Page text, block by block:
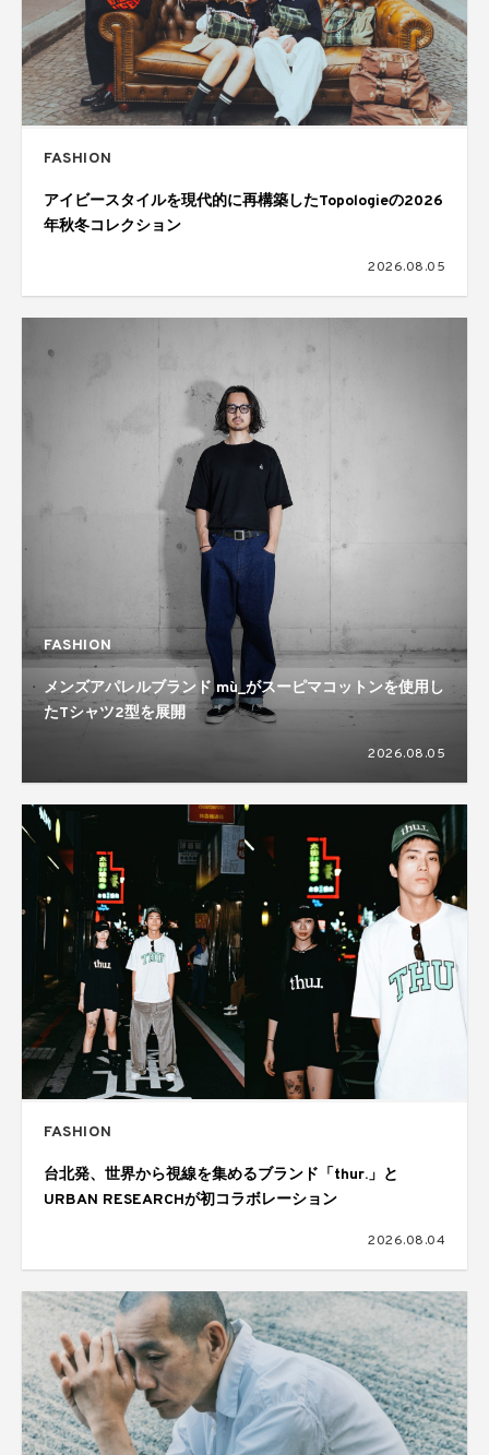
FASHION
アイビースタイルを現代的に再構築したTopologieの2026
年秋冬コレクション
2026.08.05
FASHION
メンズアパレルブランド mù_がスーピマコットンを使用し
たTシャツ2型を展開
2026.08.05
FASHION
台北発、世界から視線を集めるブランド「thur.」と
URBAN RESEARCHが初コラボレーション
2026.08.04